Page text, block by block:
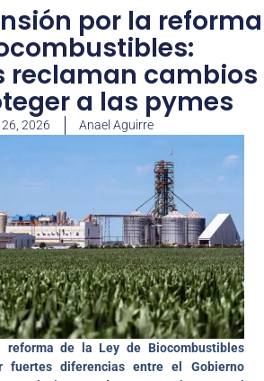
por la reforma
reclaman cambios
a las pymes
2026 Anael Aguirre
reforma de la Ley de Biocombustibles
fuertes diferencias entre el Gobierno